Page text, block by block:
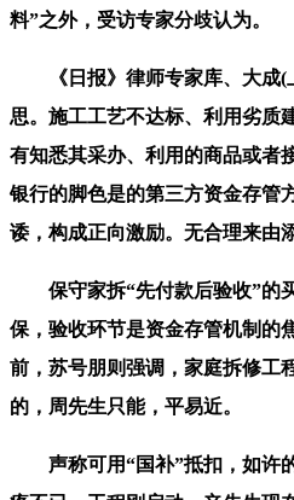
料”之外，受访专家分歧认为。
《日报》律师专家库、大成(
思。施工工艺不达标、利用劣质
有知悉其采办、利用的商品或者
银行的脚色是的第三方资金存管
诿，构成正向激励。无合理来由
保守家拆“先付款后验收”的
保，验收环节是资金存管机制的
前，苏号朋则强调，家庭拆修工
的，周先生只能，平易近。
声称可用“国补”抵扣，如许